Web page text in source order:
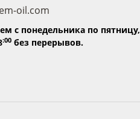
oil.com
с понедельника по пятницу,
:00без перерывов.